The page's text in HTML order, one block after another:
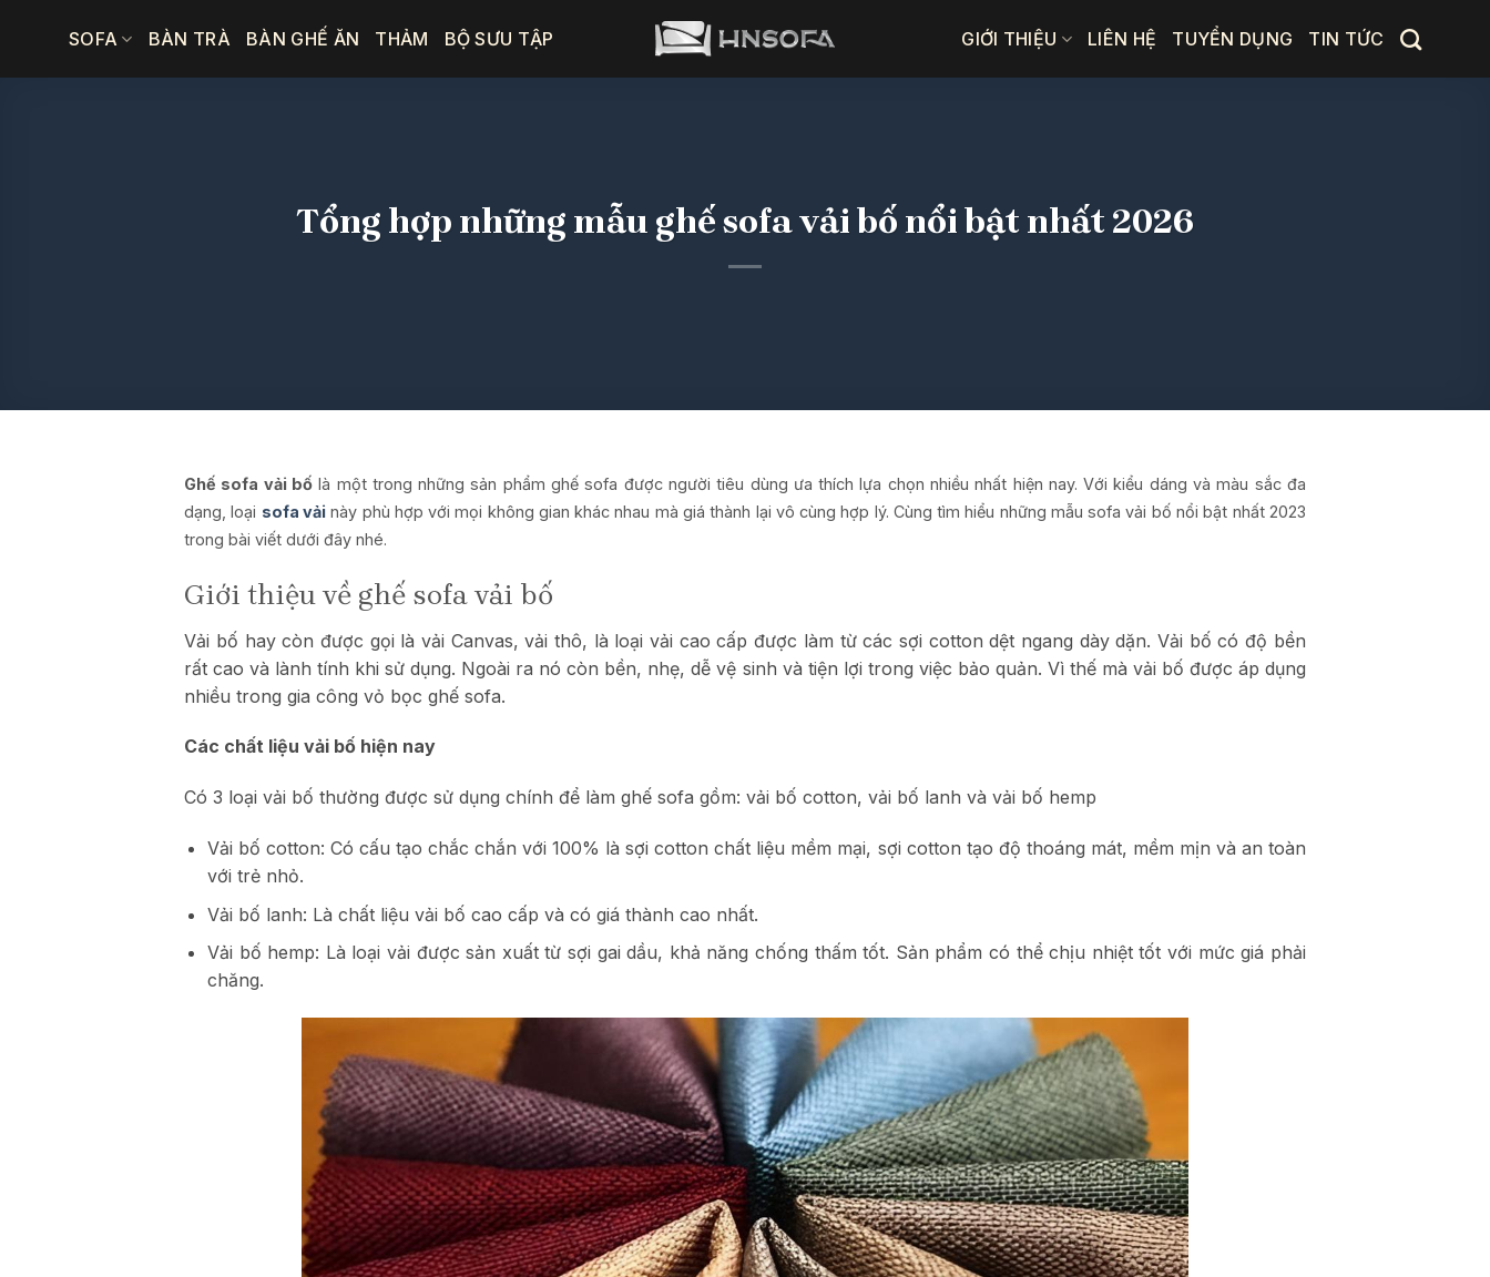
SOFA BÀN TRÀ BÀN GHẾ ĂN THẢM BỘ SƯU TẬP GIỚI THIỆU LIÊN HỆ TUYỂN DỤNG TIN TỨC
Tổng hợp những mẫu ghế sofa vải bố nổi bật nhất 2026
Ghế sofa vải bố là một trong những sản phẩm ghế sofa được người tiêu dùng ưa thích lựa chọn nhiều nhất hiện nay. Với kiểu dáng và màu sắc đa
dạng, loại sofa vải này phù hợp với mọi không gian khác nhau mà giá thành lại vô cùng hợp lý. Cùng tìm hiểu những mẫu sofa vải bố nổi bật nhất 2023
trong bài viết dưới đây nhé.
Giới thiệu về ghế sofa vải bố
Vải bố hay còn được gọi là vải Canvas, vải thô, là loại vải cao cấp được làm từ các sợi cotton dệt ngang dày dặn. Vải bố có độ bền
rất cao và lành tính khi sử dụng. Ngoài ra nó còn bền, nhẹ, dễ vệ sinh và tiện lợi trong việc bảo quản. Vì thế mà vải bố được áp dụng
nhiều trong gia công vỏ bọc ghế sofa.
Các chất liệu vải bố hiện nay
Có 3 loại vải bố thường được sử dụng chính để làm ghế sofa gồm: vải bố cotton, vải bố lanh và vải bố hemp
Vải bố cotton:Có cấu tạo chắc chắn với 100% là sợi cotton chất liệu mềm mại, sợi cotton tạo độ thoáng mát, mềm mịn và an toàn
với trẻ nhỏ.
Vải bố lanh: Là chất liệu vải bố cao cấp và có giá thành cao nhất.
Vải bố hemp: Là loại vải được sản xuất từ sợi gai dầu, khả năng chống thấm tốt. Sản phẩm có thể chịu nhiệt tốt với mức giá phải
chăng.